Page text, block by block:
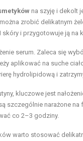
na szyję i dekolt
zrobić delikatnym
i przygotowuje ją na
serum. Zaleca się
aplikować na suche
hydrolipidową i
kluczowe jest
szczególnie narażone
co 2–3 godziny.
warto stosować